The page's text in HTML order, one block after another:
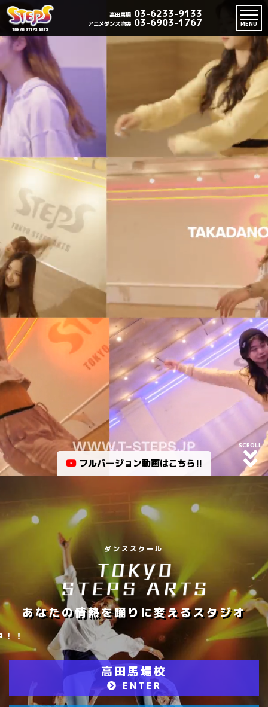
フルバージョン動画はこちら!!
高田馬場 03-6233-9133
アニメダンス池袋 03-6903-1767 MENU
SCROLL
ダンススクール
あなたの情熱を踊りに変えるスタジオ
【厳選された一流インスト
高田馬場校
ENTER